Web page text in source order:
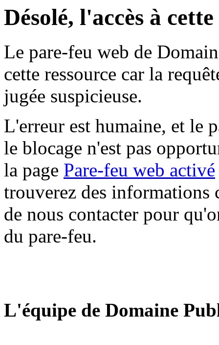
Désolé, l'accès à
Le pare-feu web de
cette ressource car la
jugée suspicieuse.
L'erreur est humaine, et le
le blocage n'est pas
la page Pare-feu web activé
trouverez des informations
de nous contacter pour
du pare-feu.
L'équipe de Domaine